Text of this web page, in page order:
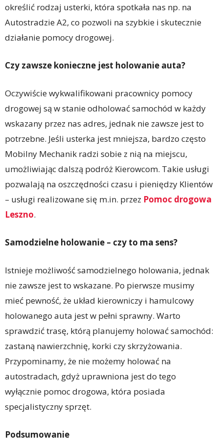
określić rodzaj usterki, która spotkała nas np. na
Autostradzie A2, co pozwoli na szybkie i skutecznie
działanie pomocy drogowej.
Czy zawsze konieczne jest holowanie auta?
Oczywiście wykwalifikowani pracownicy pomocy
drogowej są w stanie odholować samochód w każdy
wskazany przez nas adres, jednak nie zawsze jest to
potrzebne. Jeśli usterka jest mniejsza, bardzo często
Mobilny Mechanik radzi sobie z nią na miejscu,
umożliwiając dalszą podróż Kierowcom. Takie usługi
pozwalają na oszczędności czasu i pieniędzy Klientów
– usługi realizowane się m.in. przez Pomoc drogowa
Leszno.
Samodzielne holowanie – czy to ma sens?
Istnieje możliwość samodzielnego holowania, jednak
nie zawsze jest to wskazane. Po pierwsze musimy
mieć pewność, że układ kierowniczy i hamulcowy
holowanego auta jest w pełni sprawny. Warto
sprawdzić trasę, którą planujemy holować samochód:
zastaną nawierzchnię, korki czy skrzyżowania.
Przypominamy, że nie możemy holować na
autostradach, gdyż uprawniona jest do tego
wyłącznie pomoc drogowa, która posiada
specjalistyczny sprzęt.
Podsumowanie